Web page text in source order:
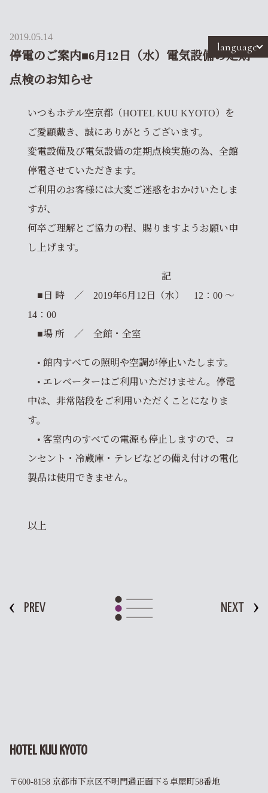
language
2019.05.14
停電のご案内■6月12日（水）電気設備の定期
点検のお知らせ
いつもホテル空京都（HOTEL KUU KYOTO）を
ご愛顧戴き、誠にありがとうございます。
変電設備及び電気設備の定期点検実施の為、全館
停電させていただきます。
ご利用のお客様には大変ご迷惑をおかけいたしま
すが、
何卒ご理解とご協力の程、賜りますようお願い申
し上げます。
記
■日 時 ／ 2019年6月12日（水） 12：00 ～
14：00
■場 所 ／ 全館・全室
• 館内すべての照明や空調が停止いたします。
• エレベーターはご利用いただけません。停電
中は、非常階段をご利用いただくことになりま
す。
• 客室内のすべての電源も停止しますので、コ
ンセント・冷蔵庫・テレビなどの備え付けの電化
製品は使用できません。
以上
PREV NEXT
HOTEL KUU KYOTO
〒600-8158 京都市下京区不明門通正面下る卓屋町58番地